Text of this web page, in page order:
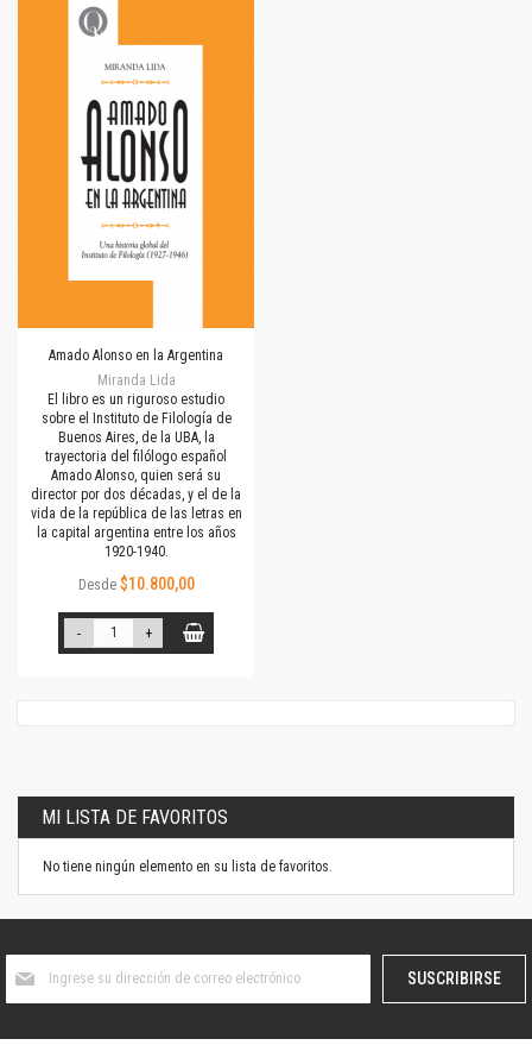
Amado Alonso en la Argentina
Miranda Lida
El libro es un riguroso estudio
sobre el Instituto de Filología de
Buenos Aires, de la UBA, la
trayectoria del filólogo español
Amado Alonso, quien será su
director por dos décadas, y el de la
vida de la república de las letras en
la capital argentina entre los años
1920-1940.
Desde $10.800,00
- +
MI LISTA DE FAVORITOS
No tiene ningún elemento en su lista de favoritos.
boletín
SUSCRIBIRSE